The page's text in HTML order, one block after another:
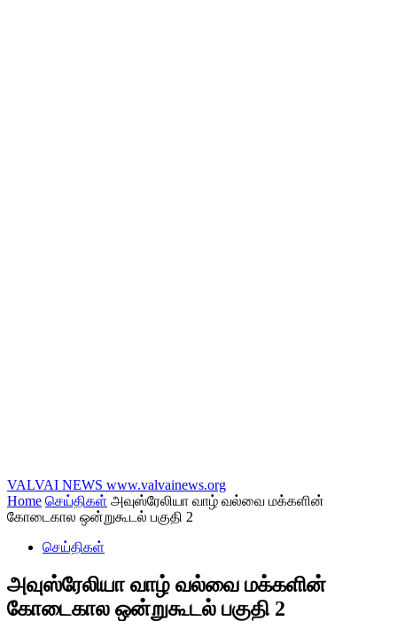
VALVAI NEWS www.valvainews.org
Home செய்திகள் அவுஸ்ரேலியா வாழ் வல்வை மக்களின்
கோடைகால ஒன்றுகூடல் பகுதி 2
செய்திகள்
அவுஸ்ரேலியா வாழ் வல்வை மக்களின்
கோடைகால ஒன்றுகூடல் பகுதி 2